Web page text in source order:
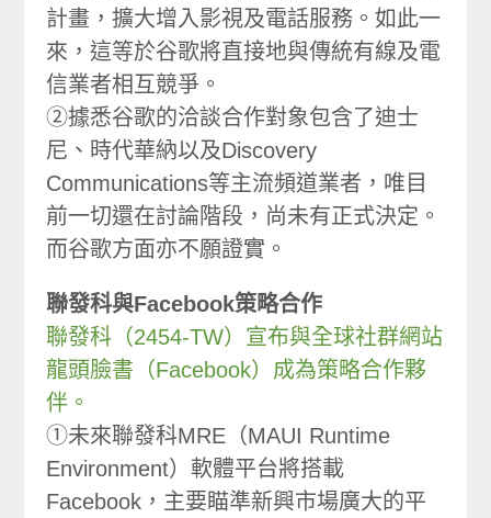
計畫，擴大增入影視及電話服務。如此一
來，這等於谷歌將直接地與傳統有線及電
信業者相互競爭。
②據悉谷歌的洽談合作對象包含了迪士
尼、時代華納以及Discovery
Communications等主流頻道業者，唯目
前一切還在討論階段，尚未有正式決定。
而谷歌方面亦不願證實。
聯發科與Facebook策略合作
聯發科（2454-TW）宣布與全球社群網站
龍頭臉書（Facebook）成為策略合作夥
伴。
①未來聯發科MRE（MAUI Runtime
Environment）軟體平台將搭載
Facebook，主要瞄準新興市場廣大的平